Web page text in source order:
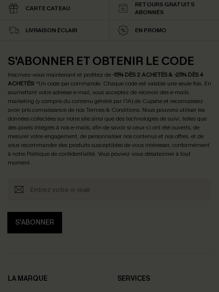
CARTE CATEAU
RETOURS GRATUITS
ABONNÉS
LIVRAISON ÉCLAIR EN PROMO
S'ABONNER ET OBTENIR LE CODE
Inscrivez-vous maintenant et profitez de -15% DÈS 2 ACHETÉS & -25% DÈS 4
ACHETÉS! *Un code par commande. Chaque code est valable une seule fois. En
soumettant votre adresse e-mail, vous acceptez de recevoir des e-mails
marketing (y compris du contenu généré par l'IA) de Cupshe et reconnaissez
avoir pris connaissance de nosTermes & Conditions. Nous pouvons utiliser les
données collectées sur notre site ainsi que des technologies de suivi, telles que
des pixels intégrés à nos e-mails, afin de savoir si ceux-ci ont été ouverts, de
mesurer votre engagement, de personnaliser nos contenus et nos offres, et de
vous recommander des produits susceptibles de vous intéresser, conformément
à notre Politique de confidentialité. Vous pouvez vous désabonner à tout
moment.
S'ABONNER
LA MARQUE
SERVICES